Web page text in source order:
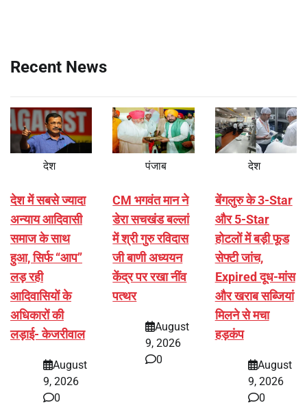
Recent News
देश
देश में सबसे ज्यादा
अन्याय आदिवासी
समाज के साथ
हुआ, सिर्फ ‘‘आप’’
लड़ रही
आदिवासियों के
अधिकारों की
लड़ाई- केजरीवाल
August
9, 2026
0
पंजाब
CM भगवंत मान ने
डेरा सचखंड बल्लां
में श्री गुरु रविदास
जी बाणी अध्ययन
केंद्र पर रखा नींव
पत्थर
August
9, 2026
0
देश
बेंगलुरु के 3-Star
और 5-Star
होटलों में बड़ी फूड
सेफ्टी जांच,
Expired दूध-मांस
और खराब सब्जियां
मिलने से मचा
हड़कंप
August
9, 2026
0